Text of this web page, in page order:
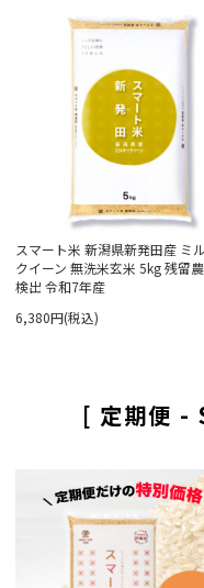
スマート米 新潟県新発田産 ミ
クイーン 無洗米玄米 5kg 残留
検出 令和7年産
6,380円(税込)
[ 定期便 -